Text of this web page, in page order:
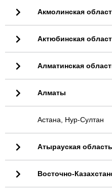
Акмолинская
Актюбинская
Алматинская
Алматы
Астана, Нур-Султан
Атырауская область
Восточно-